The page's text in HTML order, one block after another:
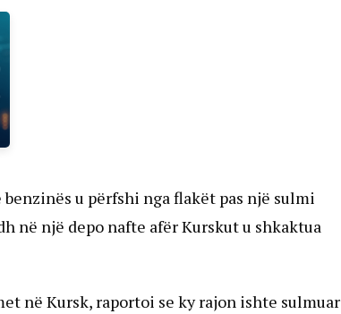
u përfshi nga flakët pas një sulmi
në një depo nafte afër Kurskut u shkaktua
në Kursk, raportoi se ky rajon ishte sulmuar